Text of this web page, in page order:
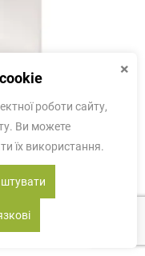
чорна СМ
×
роботи сайту,
Ви можете
їх використання.